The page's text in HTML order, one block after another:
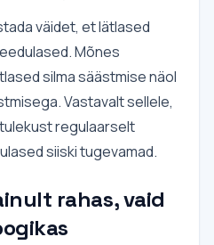
väidet, et lätlased
Mõnes
silma säästmise näol
Vastavalt sellele,
regulaarselt
siiski tugevamad.
rahas, vaid